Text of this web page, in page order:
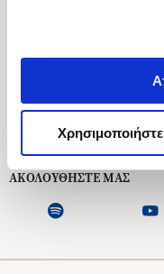
Δευτέρα
Εξυπηρέτηση Πελατών
ΑΚΟΛΟΥΘΗΣΤΕ ΜΑΣ